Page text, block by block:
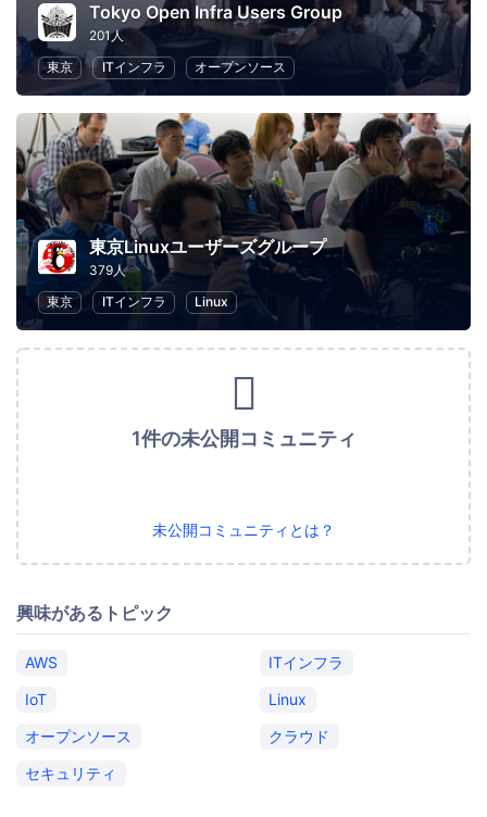
Tokyo Open Infra Users Group
201人
東京
ITインフラ オープンソース
東京Linuxユーザーズグループ
379人
東京
ITインフラ Linux
1件の未公開コミュニティ
未公開コミュニティとは？
興味があるトピック
AWS
ITインフラ
IoT
Linux
オープンソース
クラウド
セキュリティ